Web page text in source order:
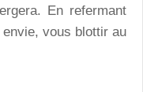
En refermant
vous blottir au